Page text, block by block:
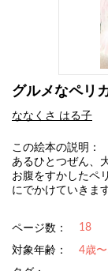
グルメなペリ
ななくさ はる子
この絵本の説明：
あるひとつぜん、
お腹をすかしたペ
にでかけていきま
ページ数： 18
対象年齢：
4歳